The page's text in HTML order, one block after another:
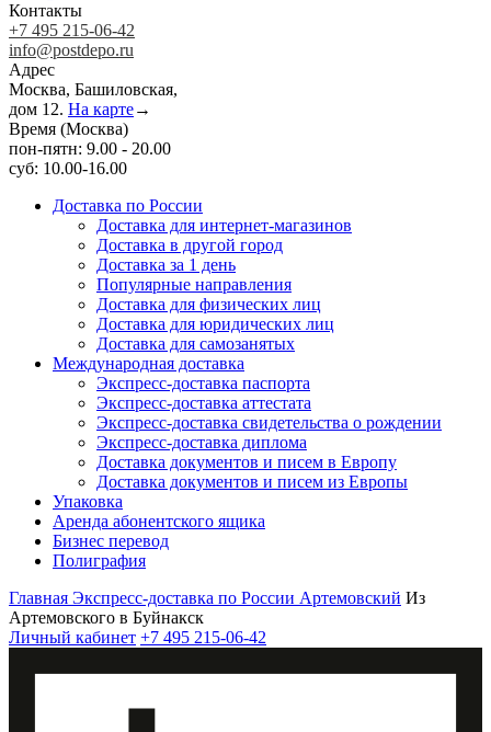
Контакты
+7 495 215-06-42
info@postdepo.ru
Адрес
Москва, Башиловская,
дом 12. На карте→
Время (Москва)
пон-пятн: 9.00 - 20.00
суб: 10.00-16.00
Доставка по России
Доставка для интернет-магазинов
Доставка в другой город
Доставка за 1 день
Популярные направления
Доставка для физических лиц
Доставка для юридических лиц
Доставка для самозанятых
Международная доставка
Экспресс-доставка паспорта
Экспресс-доставка аттестата
Экспресс-доставка свидетельства о рождении
Экспресс-доставка диплома
Доставка документов и писем в Европу
Доставка документов и писем из Европы
Упаковка
Аренда абонентского ящика
Бизнес перевод
Полиграфия
Главная Экспресс-доставка по России Артемовский Из
Артемовского в Буйнакск
Личный кабинет +7 495 215-06-42